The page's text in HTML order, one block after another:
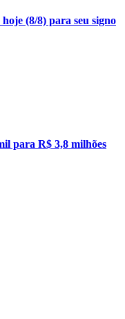
(8/8) para seu signo
para R$ 3,8 milhões